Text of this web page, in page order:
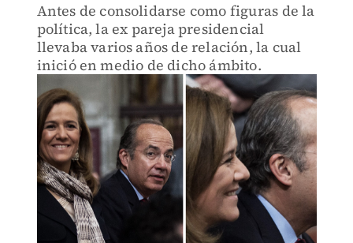
Antes de consolidarse como figuras de la
política, la ex pareja presidencial
llevaba varios años de relación, la cual
inició en medio de dicho ámbito.